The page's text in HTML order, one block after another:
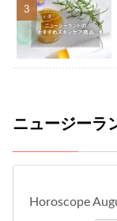
ニュージーラ
Horoscope